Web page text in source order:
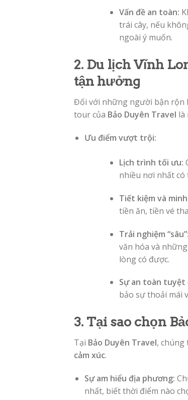
Vấn đề an toàn:
trái cây, nếu
ngoài ý muốn.
2. Du lịch Vĩnh
tận hưởng
Đối với những người bận rộn
tour của Bảo Duyên Travel là
Ưu điểm vượt trội:
Lịch trình tối ưu:
nhiều nơi nhất có
Tiết kiệm và
tiền ăn, tiền vé
Trải nghiệm “sâu”:
văn hóa và
lòng có được.
Sự an toàn tuyệt
bảo sự thoải mái
3. Tại sao chọn
Tại Bảo Duyên Travel,
cảm xúc.
Sự am hiểu địa phương:
nhất, biết thời điểm nào